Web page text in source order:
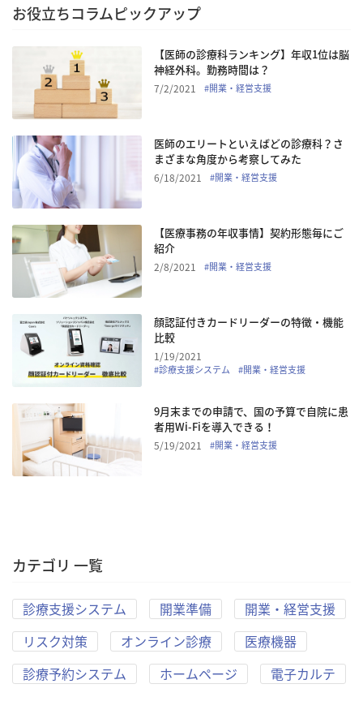
お役立ちコラムピックアップ
【医師の診療科ランキング】年収1位は脳
神経外科。勤務時間は？
7/2/2021 #開業・経営支援
医師のエリートといえばどの診療科？さ
まざまな角度から考察してみた
6/18/2021 #開業・経営支援
【医療事務の年収事情】契約形態毎にご
紹介
2/8/2021 #開業・経営支援
顔認証付きカードリーダーの特徴・機能
比較
1/19/2021
#診療支援システム #開業・経営支援
9月末までの申請で、国の予算で自院に患
者用Wi-Fiを導入できる！
5/19/2021 #開業・経営支援
カテゴリ 一覧
診療支援システム 開業準備
開業・経営支援
リスク対策
オンライン診療
医療機器
診療予約システム
ホームページ 電子カルテ